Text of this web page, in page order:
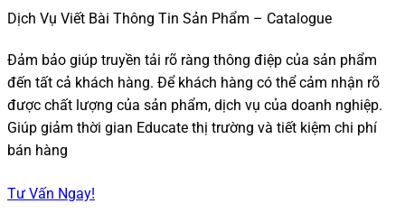
Dịch Vụ Viết Bài Thông Tin Sản Phẩm – Catalogue
Đảm bảo giúp truyền tải rõ ràng thông điệp của sản phẩm
đến tất cả khách hàng. Để khách hàng có thể cảm nhận rõ
được chất lượng của sản phẩm, dịch vụ của doanh nghiệp.
Giúp giảm thời gian Educate thị trường và tiết kiệm chi phí
bán hàng
Tư Vấn Ngay!